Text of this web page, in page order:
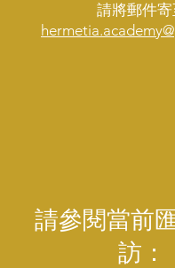
請將郵件寄
請參閱當前
訪：